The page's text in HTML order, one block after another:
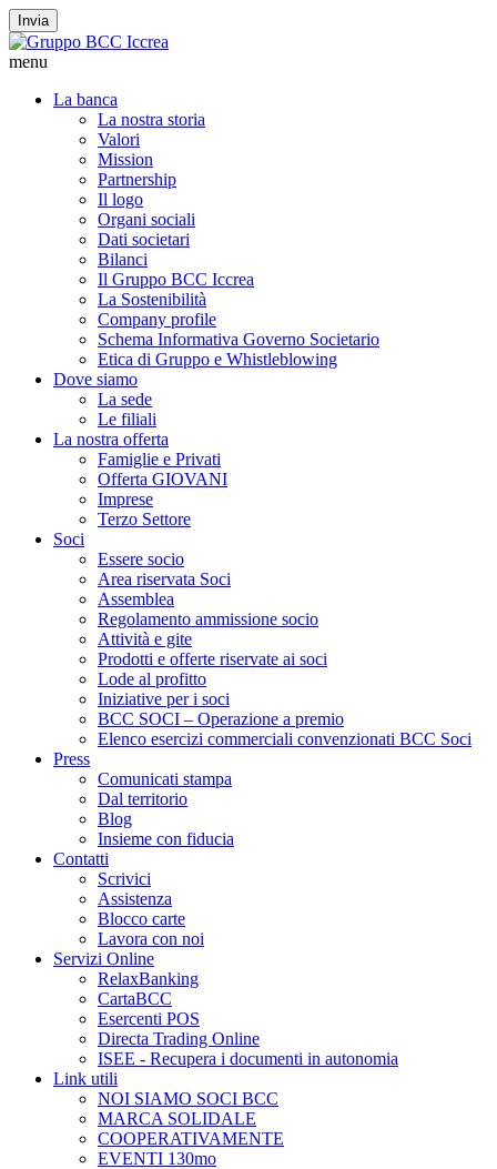
Invia
menu
La banca
La nostra storia
Valori
Mission
Partnership
Il logo
Organi sociali
Dati societari
Bilanci
Il Gruppo BCC Iccrea
La Sostenibilità
Company profile
Schema Informativa Governo Societario
Etica di Gruppo e Whistleblowing
Dove siamo
La sede
Le filiali
La nostra offerta
Famiglie e Privati
Offerta GIOVANI
Imprese
Terzo Settore
Soci
Essere socio
Area riservata Soci
Assemblea
Regolamento ammissione socio
Attività e gite
Prodotti e offerte riservate ai soci
Lode al profitto
Iniziative per i soci
BCC SOCI – Operazione a premio
Elenco esercizi commerciali convenzionati BCC Soci
Press
Comunicati stampa
Dal territorio
Blog
Insieme con fiducia
Contatti
Scrivici
Assistenza
Blocco carte
Lavora con noi
Servizi Online
RelaxBanking
CartaBCC
Esercenti POS
Directa Trading Online
ISEE - Recupera i documenti in autonomia
Link utili
NOI SIAMO SOCI BCC
MARCA SOLIDALE
COOPERATIVAMENTE
EVENTI 130mo